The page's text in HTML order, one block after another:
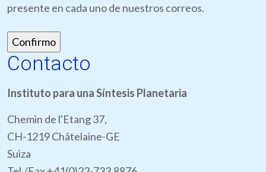
presente en cada uno de nuestros correos.
Contacto
Instituto para una Síntesis Planetaria
Chemin de l'Etang 37,
CH-1219 Châtelaine-GE
Suiza